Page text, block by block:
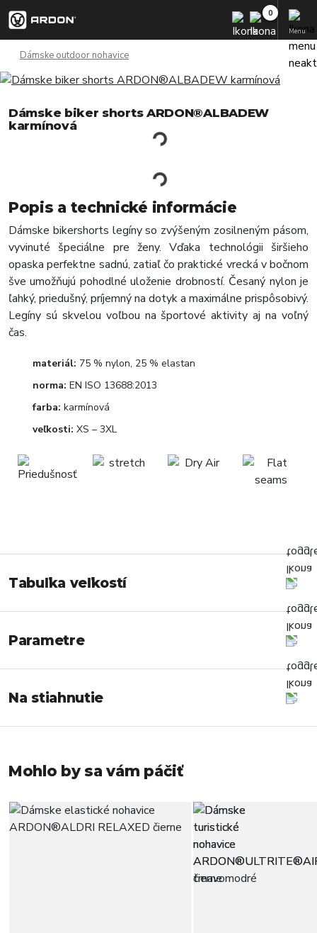
Menu
Dámske outdoor nohavice
Dámske biker shorts ARDON®ALBADEW
karmínová
Popis a technické informácie
Dámske bikershorts legíny so zvýšeným zosilneným pásom,
vyvinuté špeciálne pre ženy. Vďaka technológii širšieho
opaska perfektne sadnú, zatiaľ čo praktické vrecká v bočnom
šve umožňujú pohodlné uloženie drobností. Česaný nylon je
ľahký, priedušný, príjemný na dotyk a maximálne prispôsobivý.
Legíny sú skvelou voľbou na športové aktivity aj na voľný
čas.
materiál: 75 % nylon, 25 % elastan
norma: EN ISO 13688:2013
farba: karmínová
veľkosti: XS – 3XL
Tabuľka veľkostí
Parametre
Na stiahnutie
Mohlo by sa vám páčiť